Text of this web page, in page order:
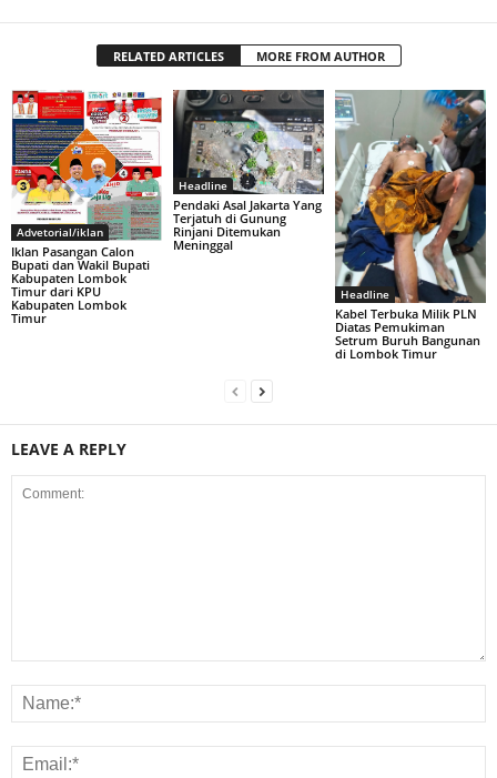
RELATED ARTICLES MORE FROM AUTHOR
Advetorial/iklan
Iklan Pasangan Calon
Bupati dan Wakil Bupati
Kabupaten Lombok
Timur dari KPU
Kabupaten Lombok
Timur
Headline
Pendaki Asal Jakarta Yang
Terjatuh di Gunung
Rinjani Ditemukan
Meninggal
Headline
Kabel Terbuka Milik PLN
Diatas Pemukiman
Setrum Buruh Bangunan
di Lombok Timur
LEAVE A REPLY